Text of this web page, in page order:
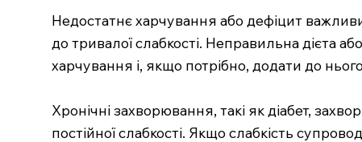
Недостатнє харчування або дефіцит
до тривалої слабкості. Неправильна дієта
харчування і, якщо потрібно, додати до
Хронічні захворювання, такі як діабет,
постійної слабкості. Якщо слабкість